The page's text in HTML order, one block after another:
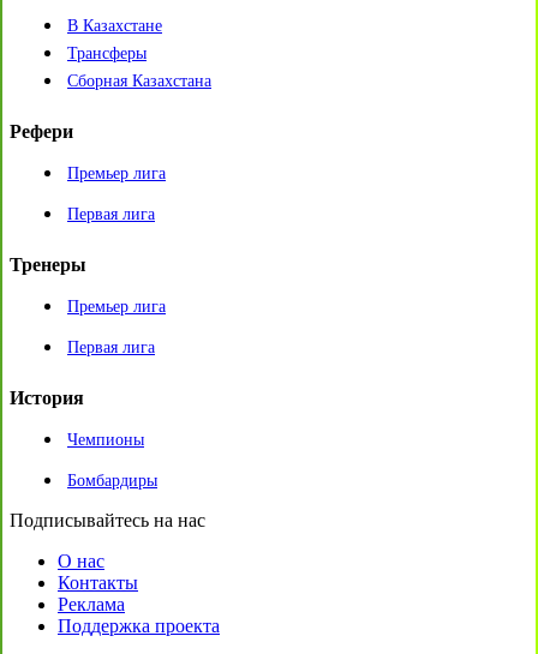
В Казахстане
Трансферы
Сборная Казахстана
Рефери
Премьер лига
Первая лига
Тренеры
Премьер лига
Первая лига
История
Чемпионы
Бомбардиры
Подписывайтесь на нас
О нас
Контакты
Реклама
Поддержка проекта